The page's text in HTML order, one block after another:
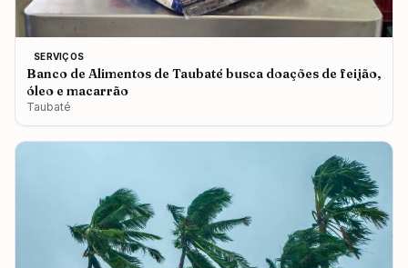
SERVIÇOS
Banco de Alimentos de Taubaté busca doações de feijão,
óleo e macarrão
Taubaté